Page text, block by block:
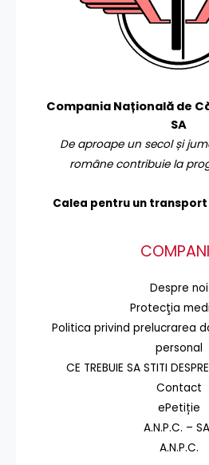
Compania Națională de
SA
De aproape un secol și
române contribuie la
Calea pentru un transport
Despre noi
Protecţia
Politica privind prelucrarea
personal
CE TREBUIE SA STITI
Contact
ePetiție
A.N.P.C. –
A.N.P.C.